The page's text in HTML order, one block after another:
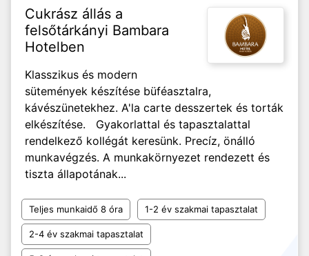
Cukrász állás a
felsőtárkányi Bambara
Hotelben
Klasszikus és modern
sütemények készítése büféasztalra,
kávészünetekhez. A'la carte desszertek és torták
elkészítése. Gyakorlattal és tapasztalattal
rendelkező kollégát keresünk. Precíz, önálló
munkavégzés. A munkakörnyezet rendezett és
tiszta állapotának...
Teljes munkaidő 8 óra 1-2 év szakmai tapasztalat
2-4 év szakmai tapasztalat